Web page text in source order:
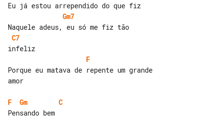
Gm7
C7
F
Porque eu matava de repente um grande
amor
F Gm
C